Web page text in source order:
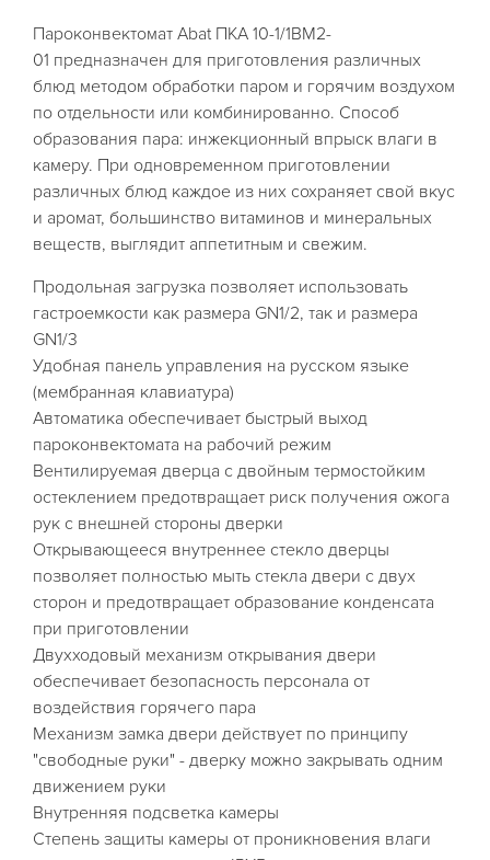
Пароконвектомат Abat ПКА 10-1/1ВМ2-
01 предназначен для приготовления различных
блюд методом обработки паром и горячим воздухом
по отдельности или комбинированно. Способ
образования пара: инжекционный впрыск влаги в
камеру. При одновременном приготовлении
различных блюд каждое из них сохраняет свой вкус
и аромат, большинство витаминов и минеральных
веществ, выглядит аппетитным и свежим.
Продольная загрузка позволяет использовать
гастроемкости как размера GN1/2, так и размера
GN1/3
Удобная панель управления на русском языке
(мембранная клавиатура)
Автоматика обеспечивает быстрый выход
пароконвектомата на рабочий режим
Вентилируемая дверца с двойным термостойким
остеклением предотвращает риск получения ожога
рук с внешней стороны дверки
Открывающееся внутреннее стекло дверцы
позволяет полностью мыть стекла двери с двух
сторон и предотвращает образование конденсата
при приготовлении
Двухходовый механизм открывания двери
обеспечивает безопасность персонала от
воздействия горячего пара
Механизм замка двери действует по принципу
"свободные руки" - дверку можно закрывать одним
движением руки
Внутренняя подсветка камеры
Степень защиты камеры от проникновения влаги